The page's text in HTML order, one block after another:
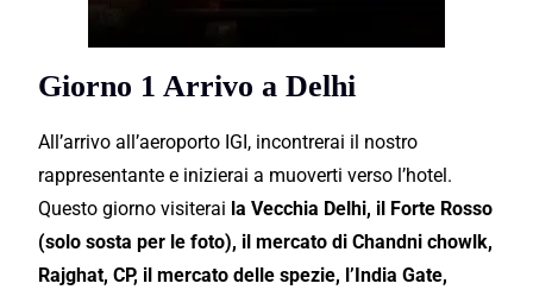
Giorno 1 Arrivo a Delhi
All’arrivo all’aeroporto IGI, incontrerai il nostro
rappresentante e inizierai a muoverti verso l’hotel.
Questo giorno visiterai la Vecchia Delhi, il Forte Rosso
(solo sosta per le foto), il mercato di Chandni chowlk,
Rajghat, CP, il mercato delle spezie, l’India Gate,